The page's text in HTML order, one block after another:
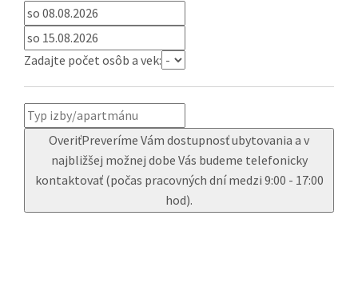
Zadajte počet osôb a vek:
OveriťPreveríme Vám dostupnosť ubytovania a v
najbližšej možnej dobe Vás budeme telefonicky
kontaktovať (počas pracovných dní medzi 9:00 - 17:00
hod).